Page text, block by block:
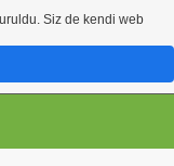
Siz de kendi web